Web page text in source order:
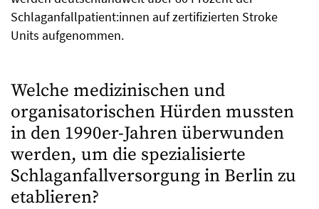
Schlaganfallpatient:innen auf zertifizierten Stroke
Units aufgenommen.
Welche medizinischen und
organisatorischen Hürden mussten
in den 1990er-Jahren überwunden
werden, um die spezialisierte
Schlaganfallversorgung in Berlin zu
etablieren?